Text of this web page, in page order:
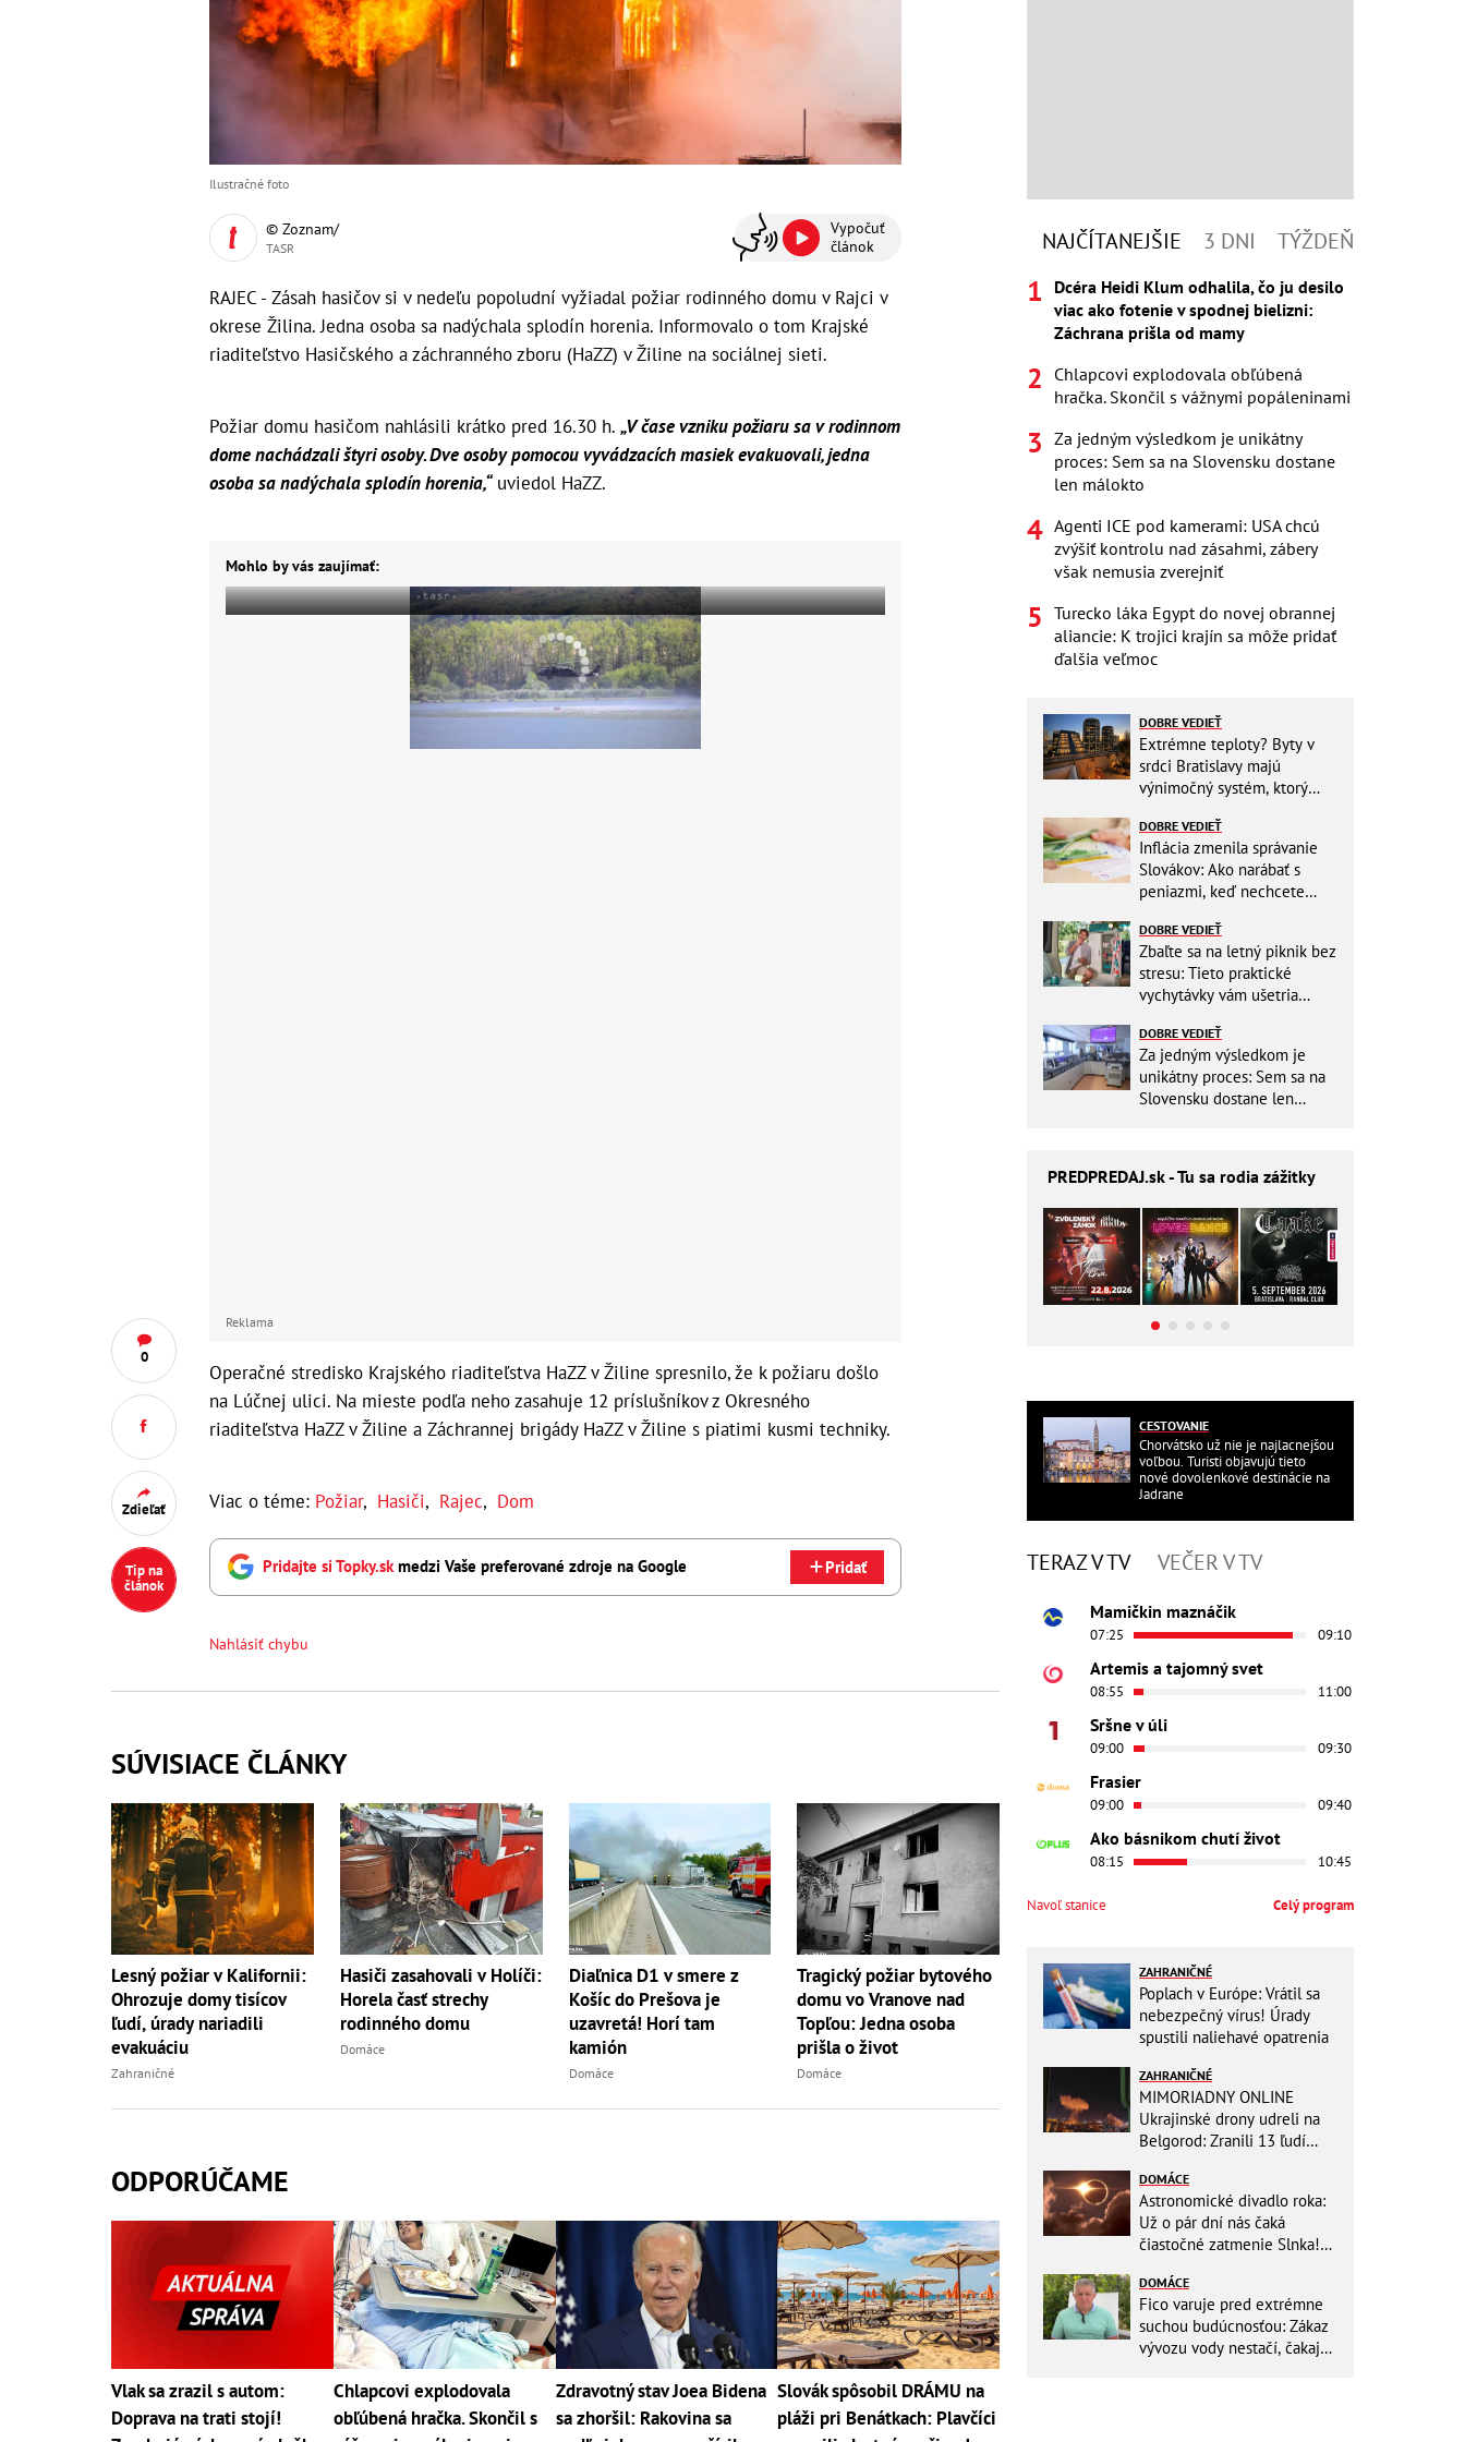
0
Zdieľať
Tip na
článok
Ilustračné foto
© Zoznam/
TASR
Vypočuť
článok
RAJEC - Zásah hasičov si v nedeľu popoludní vyžiadal požiar rodinného domu v Rajci v
okrese Žilina. Jedna osoba sa nadýchala splodín horenia. Informovalo o tom Krajské
riaditeľstvo Hasičského a záchranného zboru (HaZZ) v Žiline na sociálnej sieti.
Požiar domu hasičom nahlásili krátko pred 16.30 h. „V čase vzniku požiaru sa v rodinnom
dome nachádzali štyri osoby. Dve osoby pomocou vyvádzacích masiek evakuovali, jedna
osoba sa nadýchala splodín horenia,“uviedol HaZZ.
Mohlo by vás zaujímať:
Reklama
Operačné stredisko Krajského riaditeľstva HaZZ v Žiline spresnilo, že k požiaru došlo
na Lúčnej ulici. Na mieste podľa neho zasahuje 12 príslušníkov z Okresného
riaditeľstva HaZZ v Žiline a Záchrannej brigády HaZZ v Žiline s piatimi kusmi techniky.
Viac o téme: Požiar, Hasiči, Rajec, Dom
Pridajte si Topky.skmedzi Vaše preferované zdroje na Google Pridať
Nahlásiť chybu
SÚVISIACE ČLÁNKY
Lesný požiar v Kalifornii:
Ohrozuje domy tisícov
ľudí, úrady nariadili
evakuáciu
Zahraničné
Hasiči zasahovali v Holíči:
Horela časť strechy
rodinného domu
Domáce
Diaľnica D1 v smere z
Košíc do Prešova je
uzavretá! Horí tam
kamión
Domáce
Tragický požiar bytového
domu vo Vranove nad
Topľou: Jedna osoba
prišla o život
Domáce
ODPORÚČAME
Vlak sa zrazil s autom:
Doprava na trati stojí!
Chlapcovi explodovala
obľúbená hračka. Skončil s
Zdravotný stav Joea Bidena
sa zhoršil: Rakovina sa
Slovák spôsobil DRÁMU na
pláži pri Benátkach: Plavčíci
NAJČÍTANEJŠIE 3 DNI TÝŽDEŇ
Dcéra Heidi Klum odhalila, čo ju desilo
viac ako fotenie v spodnej bielizni:
Záchrana prišla od mamy
Chlapcovi explodovala obľúbená
hračka. Skončil s vážnymi popáleninami
Za jedným výsledkom je unikátny
proces: Sem sa na Slovensku dostane
len málokto
Agenti ICE pod kamerami: USA chcú
zvýšiť kontrolu nad zásahmi, zábery
však nemusia zverejniť
Turecko láka Egypt do novej obrannej
aliancie: K trojici krajín sa môže pridať
ďalšia veľmoc
DOBRE VEDIEŤ
Extrémne teploty? Byty v
srdci Bratislavy majú
výnimočný systém, ktorý
DOBRE VEDIEŤ
Inflácia zmenila správanie
Slovákov: Ako narábať s
peniazmi, keď nechcete
DOBRE VEDIEŤ
Zbaľte sa na letný piknik bez
stresu: Tieto praktické
vychytávky vám ušetria
DOBRE VEDIEŤ
Za jedným výsledkom je
unikátny proces: Sem sa na
Slovensku dostane len
PREDPREDAJ.sk - Tu sa rodia zážitky
CESTOVANIE
Chorvátsko už nie je najlacnejšou
voľbou. Turisti objavujú tieto
nové dovolenkové destinácie na
Jadrane
TERAZ V TV VEČER V TV
Mamičkin maznáčik
07:25 09:10
Artemis a tajomný svet
08:55 11:00
Sršne v úli
09:00 09:30
Frasier
09:00 09:40
Ako básnikom chutí život
08:15 10:45
Navoľ stanice Celý program
ZAHRANIČNÉ
Poplach v Európe: Vrátil sa
nebezpečný vírus! Úrady
spustili naliehavé opatrenia
ZAHRANIČNÉ
MIMORIADNY ONLINE
Ukrajinské drony udreli na
Belgorod: Zranili 13 ľudí
pokračujú
DOMÁCE
Astronomické divadlo roka:
Už o pár dní nás čaká
čiastočné zatmenie Slnka!
to začne
DOMÁCE
Fico varuje pred extrémne
suchou budúcnosťou: Zákaz
vývozu vody nestačí, čakajú